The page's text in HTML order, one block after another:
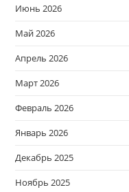
Июнь 2026
Май 2026
Апрель 2026
Март 2026
Февраль 2026
Январь 2026
Декабрь 2025
Ноябрь 2025